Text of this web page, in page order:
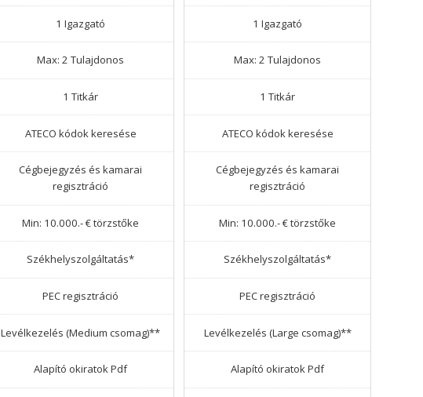
1 Igazgató
Max: 2 Tulajdonos
1 Titkár
ATECO kódok keresése
Cégbejegyzés és kamarai
regisztráció
Min: 10.000.- € törzstőke
Székhelyszolgáltatás*
PEC regisztráció
Levélkezelés (Medium csomag)**
Alapító okiratok Pdf
1 Igazgató
Max: 2 Tulajdonos
1 Titkár
ATECO kódok keresése
Cégbejegyzés és kamarai
regisztráció
Min: 10.000.- € törzstőke
Székhelyszolgáltatás*
PEC regisztráció
Levélkezelés (Large csomag)**
Alapító okiratok Pdf